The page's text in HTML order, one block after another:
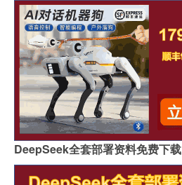
DeepSeek全套部署资料免费下载